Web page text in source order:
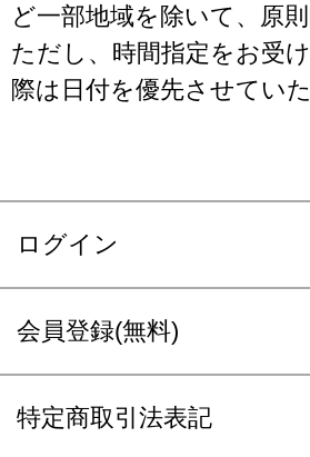
ど一部地域を除いて、原
ただし、時間指定をお受
際は日付を優先させてい
ログイン
会員登録(無料)
特定商取引法表記